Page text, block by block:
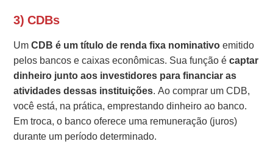
3) CDBs
UmCDB é um título de renda fixa nominativoemitido
pelos bancos e caixas econômicas. Sua função écaptar
dinheiro junto aos investidores para financiar as
atividades dessas instituições. Ao comprar um CDB,
você está, na prática, emprestando dinheiro ao banco.
Em troca, o banco oferece uma remuneração (juros)
durante um período determinado.